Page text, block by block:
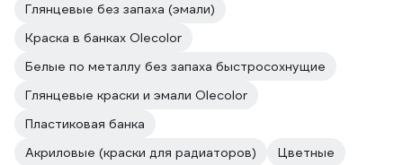
Глянцевые без запаха (эмали)
Краска в банках Olecolor
Белые по металлу без запаха быстросохнущие
Глянцевые краски и эмали Olecolor
Пластиковая банка
Акриловые (краски для радиаторов)
Цветные